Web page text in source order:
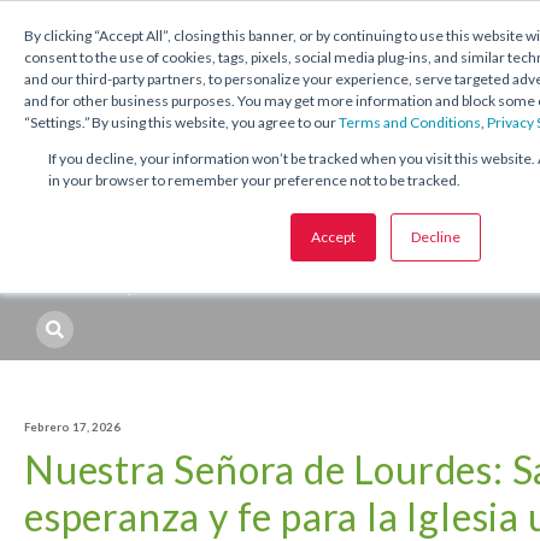
By clicking “Accept All”, closing this banner, or by continuing to use this website
consent to the use of cookies, tags, pixels, social media plug-ins, and similar
and our third-party partners, to personalize your experience, serve targeted
and for other business purposes. You may get more information and block
“Settings.” By using this website, you agree to ourTerms and Conditions, Privacy
If you decline, your information won’t be tracked when you visit this website.
in your browser to remember your preference not to be tracked.
Accept Decline
Temporadas y festividades
Febrero 17, 2026
Nuestra Señora de Lourdes:
esperanza y fe para la Iglesia